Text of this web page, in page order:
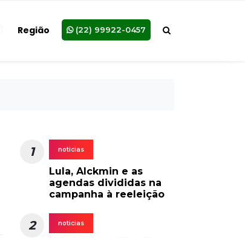
Região (22) 99922-0457
1 noticias
Lula, Alckmin e as
agendas divididas na
campanha à reeleição
2 noticias